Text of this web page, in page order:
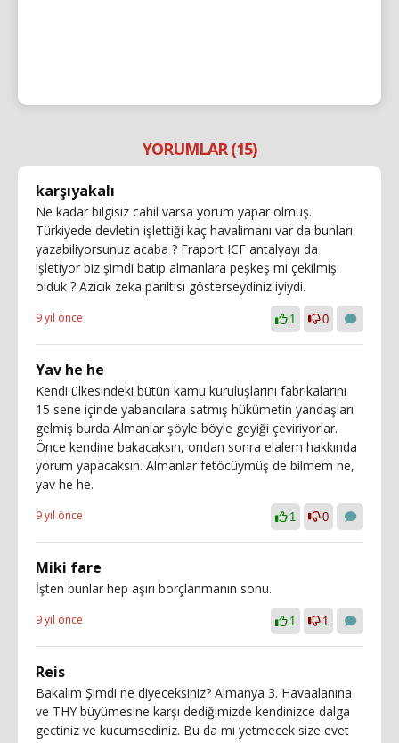
YORUMLAR (15)
karşıyakalı
Ne kadar bilgisiz cahil varsa yorum yapar olmuş.
Türkiyede devletin işlettiği kaç havalimanı var da bunları
yazabiliyorsunuz acaba ? Fraport ICF antalyayı da
işletiyor biz şimdi batıp almanlara peşkeş mi çekilmiş
olduk ? Azıcık zeka parıltısı gösterseydiniz iyiydi.
9 yıl önce 1 0
Yav he he
Kendi ülkesindeki bütün kamu kuruluşlarını fabrikalarını
15 sene içinde yabancılara satmış hükümetin yandaşları
gelmiş burda Almanlar şöyle böyle geyiği çeviriyorlar.
Önce kendine bakacaksın, ondan sonra elalem hakkında
yorum yapacaksın. Almanlar fetöcüymüş de bilmem ne,
yav he he.
9 yıl önce 1 0
Miki fare
İşten bunlar hep aşırı borçlanmanın sonu.
9 yıl önce 1 1
Reis
Bakalim Şimdi ne diyeceksiniz? Almanya 3. Havaalanına
ve THY büyümesine karşı dediğimizde kendinizce dalga
gectiniz ve kucumsediniz. Bu da mı yetmecek size evet